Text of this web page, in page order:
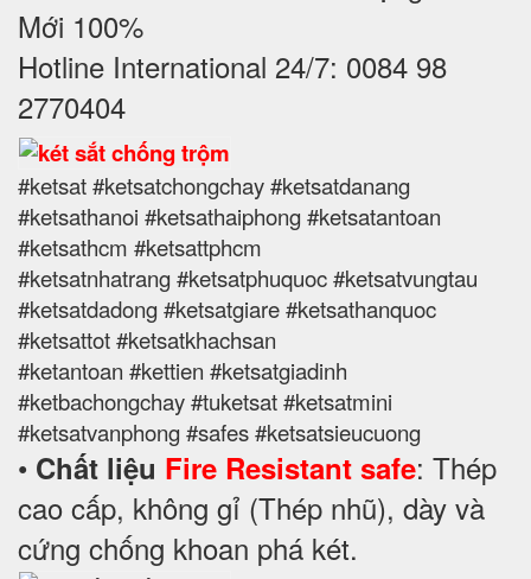
Mới 100%
Hotline International 24/7: 0084 98
2770404
#ketsat #ketsatchongchay #ketsatdanang
#ketsathanoi #ketsathaiphong #ketsatantoan
#ketsathcm #ketsattphcm
#ketsatnhatrang #ketsatphuquoc #ketsatvungtau
#ketsatdadong #ketsatgiare #ketsathanquoc
#ketsattot #ketsatkhachsan
#ketantoan #kettien #ketsatgiadinh
#ketbachongchay #tuketsat #ketsatmini
#ketsatvanphong #safes #ketsatsieucuong
• Chất liệu Fire Resistant safe: Thép
cao cấp, không gỉ (Thép nhũ), dày và
cứng chống khoan phá két.